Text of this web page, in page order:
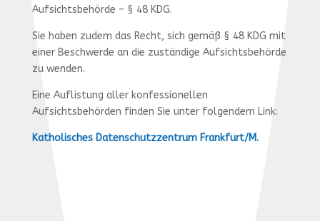
Aufsichtsbehörde – § 48 KDG.
Sie haben zudem das Recht, sich gemäß § 48 KDG mit
einer Beschwerde an die zuständige Aufsichtsbehörde
zu wenden.
Eine Auflistung aller konfessionellen
Aufsichtsbehörden finden Sie unter folgendem Link:
Katholisches Datenschutzzentrum Frankfurt/M.